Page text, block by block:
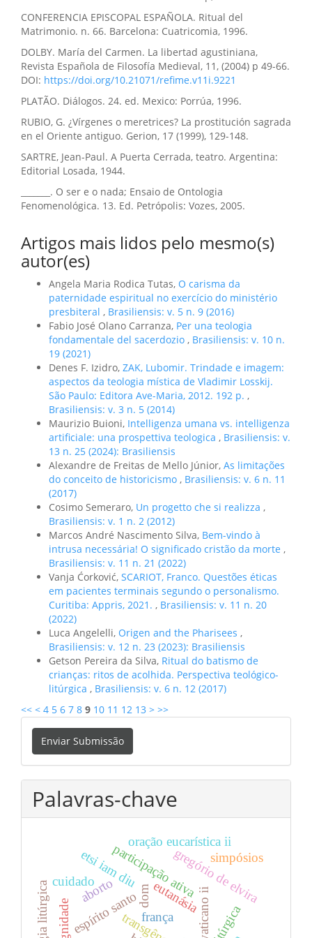
CONFERENCIA EPISCOPAL ESPAÑOLA. Ritual del
Matrimonio. n. 66. Barcelona: Cuatricomia, 1996.
DOLBY. María del Carmen. La libertad agustiniana,
Revista Española de Filosofía Medieval, 11, (2004) p 49-66.
DOI: https://doi.org/10.21071/refime.v11i.9221
PLATÃO. Diálogos. 24. ed. Mexico: Porrúa, 1996.
RUBIO, G. ¿Vírgenes o meretrices? La prostitución sagrada
en el Oriente antiguo. Gerion, 17 (1999), 129-148.
SARTRE, Jean-Paul. A Puerta Cerrada, teatro. Argentina:
Editorial Losada, 1944.
_______. O ser e o nada; Ensaio de Ontologia
Fenomenológica. 13. Ed. Petrópolis: Vozes, 2005.
Artigos mais lidos pelo mesmo(s)
autor(es)
Angela Maria Rodica Tutas, O carisma da
paternidade espiritual no exercício do ministério
presbiteral , Brasiliensis: v. 5 n. 9 (2016)
Fabio José Olano Carranza, Per una teologia
fondamentale del sacerdozio , Brasiliensis: v. 10 n.
19 (2021)
Denes F. Izidro, ZAK, Lubomir. Trindade e imagem:
aspectos da teologia mística de Vladimir Losskij.
São Paulo: Editora Ave-Maria, 2012. 192 p. ,
Brasiliensis: v. 3 n. 5 (2014)
Maurizio Buioni, Intelligenza umana vs. intelligenza
artificiale: una prospettiva teologica , Brasiliensis: v.
13 n. 25 (2024): Brasiliensis
Alexandre de Freitas de Mello Júnior, As limitações
do conceito de historicismo , Brasiliensis: v. 6 n. 11
(2017)
Cosimo Semeraro, Un progetto che si realizza ,
Brasiliensis: v. 1 n. 2 (2012)
Marcos André Nascimento Silva, Bem-vindo à
intrusa necessária! O significado cristão da morte ,
Brasiliensis: v. 11 n. 21 (2022)
Vanja Ćorković, SCARIOT, Franco. Questões éticas
em pacientes terminais segundo o personalismo.
Curitiba: Appris, 2021. , Brasiliensis: v. 11 n. 20
(2022)
Luca Angelelli, Origen and the Pharisees ,
Brasiliensis: v. 12 n. 23 (2023): Brasiliensis
Getson Pereira da Silva, Ritual do batismo de
crianças: ritos de acolhida. Perspectiva teológico-
litúrgica , Brasiliensis: v. 6 n. 12 (2017)
<< < 4 5 6 7 8 9 10 11 12 13 > >>
Enviar
Submissão
Enviar Submissão
Palavras-chave
gregório de elvira
espírito santodom eutanásia
aborto
cuidado
vaticano ii
participação ativa
oração eucarística ii
etsi iam diu simpósios
frança
dignidade